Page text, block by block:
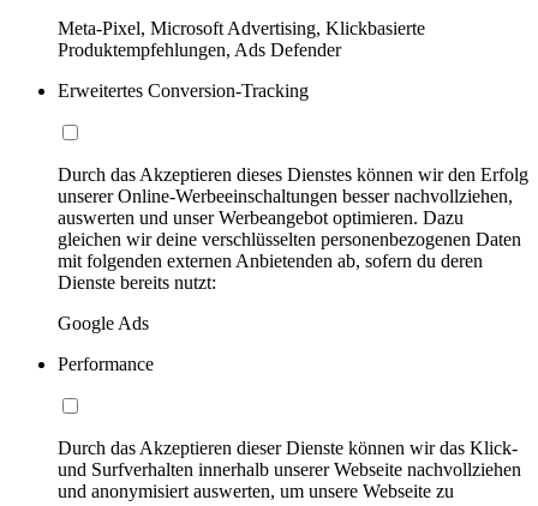
Meta-Pixel, Microsoft Advertising, Klickbasierte
Produktempfehlungen, Ads Defender
Erweitertes Conversion-Tracking
Durch das Akzeptieren dieses Dienstes können wir den Erfolg
unserer Online-Werbeeinschaltungen besser nachvollziehen,
auswerten und unser Werbeangebot optimieren. Dazu
gleichen wir deine verschlüsselten personenbezogenen Daten
mit folgenden externen Anbietenden ab, sofern du deren
Dienste bereits nutzt:
Google Ads
Performance
Durch das Akzeptieren dieser Dienste können wir das Klick-
und Surfverhalten innerhalb unserer Webseite nachvollziehen
und anonymisiert auswerten, um unsere Webseite zu